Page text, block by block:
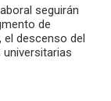
seguirán
de
el descenso del